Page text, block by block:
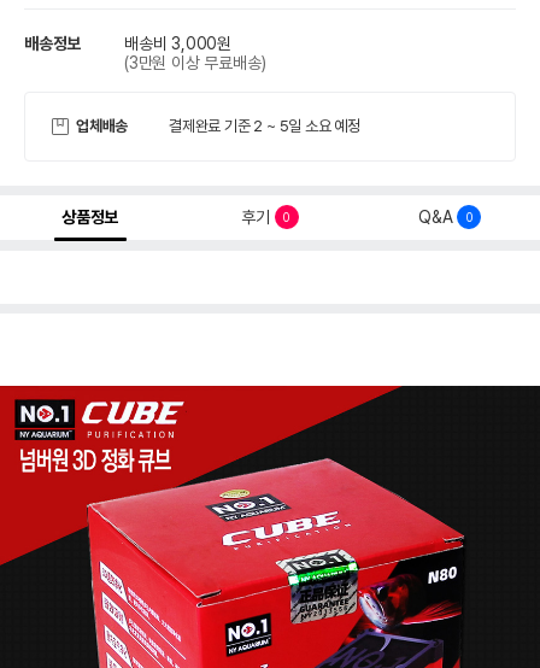
배송정보
배송비 3,000원
(3만원 이상 무료배송)
업체배송 결제완료 기준 2 ~ 5일 소요 예정
상품정보 후기 0 Q&A 0